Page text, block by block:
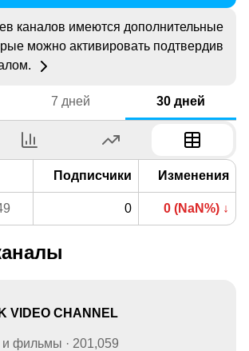
каналов имеются дополнительные
можно активировать подтвердив
7 дней 30 дней
Подписчики Изменения
0 0 (NaN%) ↓
VIDEO CHANNEL
фильмы · 201,059